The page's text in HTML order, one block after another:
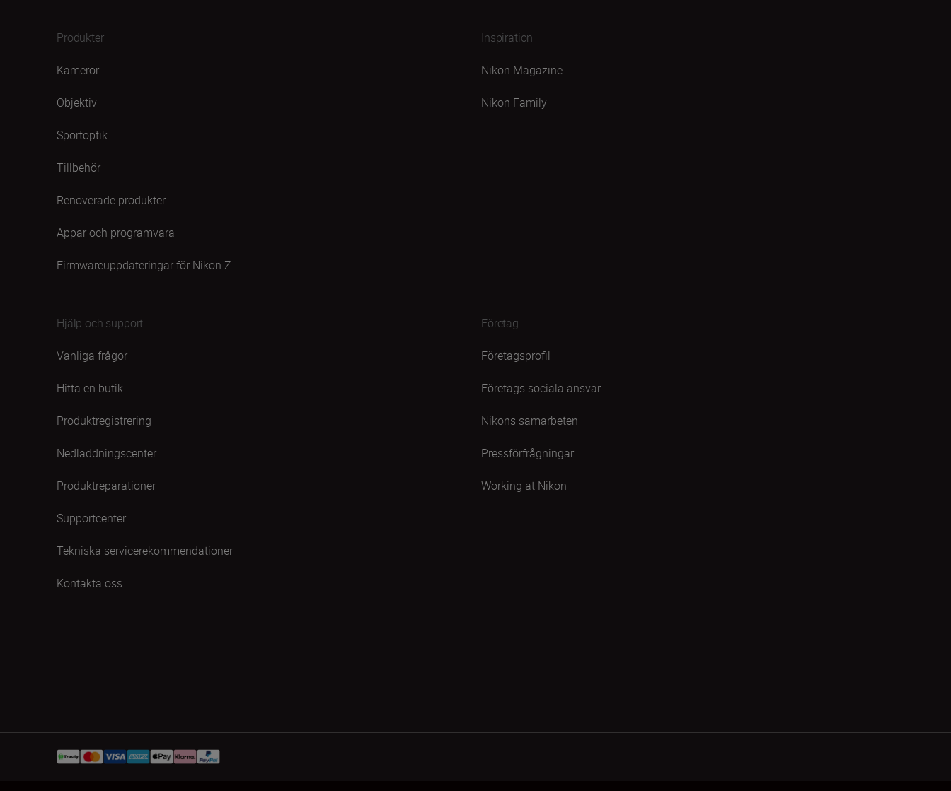
Produkter
Kameror
Objektiv
Sportoptik
Tillbehör
Renoverade produkter
Appar och programvara
Firmwareuppdateringar för Nikon Z
Inspiration
Nikon Magazine
Nikon Family
Hjälp och support
Vanliga frågor
Hitta en butik
Produktregistrering
Nedladdningscenter
Produktreparationer
Supportcenter
Tekniska servicerekommendationer
Kontakta oss
Företag
Företagsprofil
Företags sociala ansvar
Nikons samarbeten
Pressförfrågningar
Working at Nikon